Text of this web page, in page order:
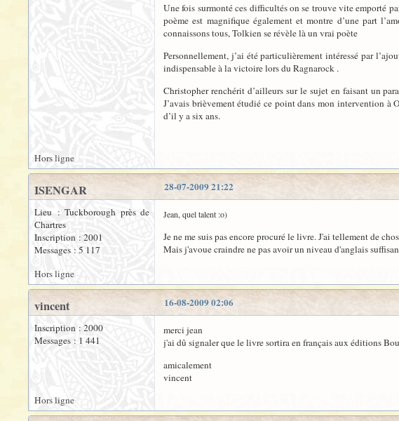
Une fois surmonté ces difficultés on se trouve vite emporté
poème est magnifique également et montre d’une part
connaissons tous, Tolkien se révèle là un vrai poète
Personnellement, j’ai été particulièrement intéressé par
indispensable à la victoire lors du Ragnarock .
Christopher renchérit d’ailleurs sur le sujet en faisant un
J’avais brièvement étudié ce point dans mon intervention
d’il y a six ans.
Hors ligne
28-07-2009 21:22
ISENGAR
Lieu : Tuckborough près de
Chartres
Inscription : 2001
Messages : 5 117
Jean, quel talent :o)
Je ne me suis pas encore procuré le livre. J'ai tellement de
Mais j'avoue craindre ne pas avoir un niveau d'anglais
Hors ligne
16-08-2009 02:06
vincent
Inscription : 2000
Messages : 1 441
merci jean
j'ai dû signaler que le livre sortira en français aux éditions
amicalement
vincent
Hors ligne